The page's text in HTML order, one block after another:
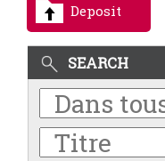
Deposit
SEARCH